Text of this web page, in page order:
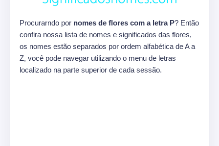
Procurarndo por nomes de flores com a letra P? Então
confira nossa lista de nomes e significados das flores,
os nomes estão separados por ordem alfabética de A a
Z, você pode navegar utilizando o menu de letras
localizado na parte superior de cada sessão.